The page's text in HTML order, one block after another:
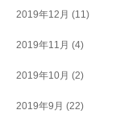
2019年12月 (11)
2019年11月 (4)
2019年10月 (2)
2019年9月 (22)